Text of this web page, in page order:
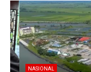
NASIONAL